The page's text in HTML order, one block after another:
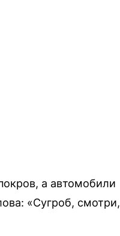
а автомобили
«Сугроб, смотри,